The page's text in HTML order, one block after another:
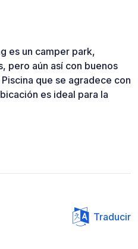
es un camper park,
pero aún así con buenos
que se agradece con
es ideal para la
Traducir